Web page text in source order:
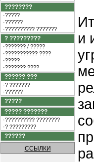
????????
·?????
·??????
·?????????? ???????
? ?????????
·??????? / ?????
·??????????? ????
·?????
·??????? ????
?????? ???
·? ???????
·??????
?????
????? ???????
·?????????? ????????
·? ?????????
??????
ССЫЛКИ
и